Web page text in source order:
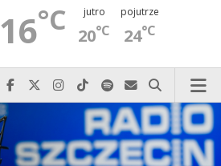
16°C jutro
20°C
pojutrze
24°C
Najlepiej po prostu do nas zadzwoń
Odwiedź nas na Facebook-u
Odwiedź nas na X
Odwiedź nas na Instagram-ie
Odwiedź nas na TikTok-u
Szukaj nas na Spotify
Wyślij do nas
Szukaj